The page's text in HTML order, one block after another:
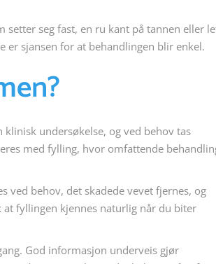
setter seg fast, en ru kant på tannen eller
er sjansen for at behandlingen blir enkel.
undersøkelse, og ved behov tas
med fylling, hvor omfattende
ved behov, det skadede vevet fjernes, og
fyllingen kjennes naturlig når du biter
God informasjon underveis gjør